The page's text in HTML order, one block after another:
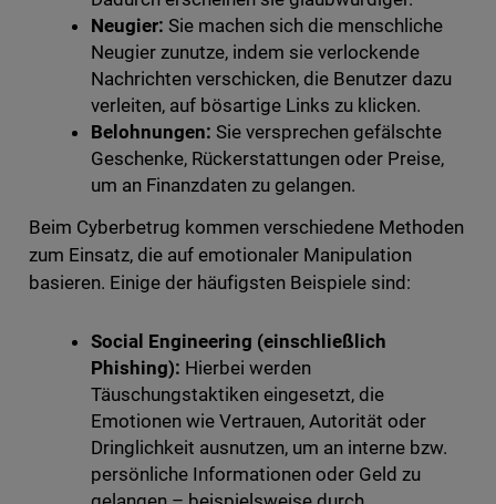
Neugier: Sie machen sich die menschliche
Neugier zunutze, indem sie verlockende
Nachrichten verschicken, die Benutzer dazu
verleiten, auf bösartige Links zu klicken.
Belohnungen: Sie versprechen gefälschte
Geschenke, Rückerstattungen oder Preise,
um an Finanzdaten zu gelangen.
Beim Cyberbetrug kommen verschiedene Methoden
zum Einsatz, die auf emotionaler Manipulation
basieren. Einige der häufigsten Beispiele sind:
Social Engineering (einschließlich
Phishing): Hierbei werden
Täuschungstaktiken eingesetzt, die
Emotionen wie Vertrauen, Autorität oder
Dringlichkeit ausnutzen, um an interne bzw.
persönliche Informationen oder Geld zu